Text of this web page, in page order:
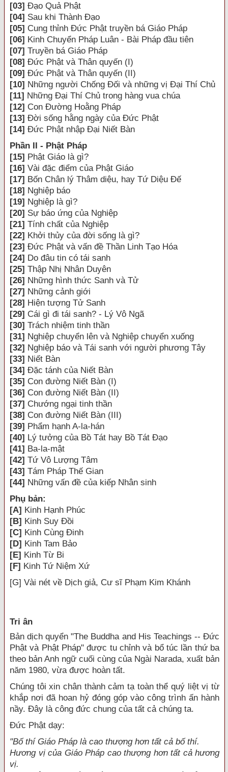
[03] Đạo Quả Phật
[04] Sau khi Thành Đạo
[05] Cung thỉnh Đức Phật truyền bá Giáo Pháp
[06] Kinh Chuyển Pháp Luân - Bài Pháp đầu tiên
[07] Truyền bá Giáo Pháp
[08] Đức Phật và Thân quyến (I)
[09] Đức Phật và Thân quyến (II)
[10] Những người Chống Đối và những vị Đại Thí Chủ
[11] Những Đại Thí Chủ trong hàng vua chúa
[12] Con Đường Hoằng Pháp
[13] Đời sống hằng ngày của Đức Phật
[14] Đức Phật nhập Đại Niết Bàn
Phần II - Phật Pháp
[15] Phật Giáo là gì?
[16] Vài đặc điểm của Phật Giáo
[17] Bốn Chân lý Thâm diệu, hay Tứ Diệu Đế
[18] Nghiệp báo
[19] Nghiệp là gì?
[20] Sự báo ứng của Nghiệp
[21] Tính chất của Nghiệp
[22] Khởi thủy của đời sống là gì?
[23] Đức Phật và vấn đề Thần Linh Tạo Hóa
[24] Do đâu tin có tái sanh
[25] Thập Nhị Nhân Duyên
[26] Những hình thức Sanh và Tử
[27] Những cảnh giới
[28] Hiện tượng Tử Sanh
[29] Cái gì đi tái sanh? - Lý Vô Ngã
[30] Trách nhiệm tinh thần
[31] Nghiệp chuyển lên và Nghiệp chuyển xuống
[32] Nghiệp báo và Tái sanh với người phương Tây
[33] Niết Bàn
[34] Đặc tánh của Niết Bàn
[35] Con đường Niết Bàn (I)
[36] Con đường Niết Bàn (II)
[37] Chướng ngại tinh thần
[38] Con đường Niết Bàn (III)
[39] Phẩm hạnh A-la-hán
[40] Lý tưởng của Bồ Tát hay Bồ Tát Đạo
[41] Ba-la-mật
[42] Tứ Vô Lượng Tâm
[43] Tám Pháp Thế Gian
[44] Những vấn đề của kiếp Nhân sinh
Phụ bản:
[A] Kinh Hạnh Phúc
[B] Kinh Suy Đồi
[C] Kinh Cùng Đinh
[D] Kinh Tam Bảo
[E] Kinh Từ Bi
[F] Kinh Tứ Niệm Xứ
[G] Vài nét về Dịch giả, Cư sĩ Phạm Kim Khánh
Tri ân
Bản dịch quyển "The Buddha and His Teachings -- Đức
Phật và Phật Pháp" được tu chỉnh và bổ túc lần thứ ba
theo bản Anh ngữ cuối cùng của Ngài Narada, xuất bản
năm 1980, vừa được hoàn tất.
Chúng tôi xin chân thành cảm tạ toàn thể quý liệt vị từ
khắp nơi đã hoan hỷ đóng góp vào công trình ấn hành
nầy. Đây là công đức chung của tất cả chúng ta.
Đức Phật dạy:
"Bố thí Giáo Pháp là cao thượng hơn tất cả bố thí.
Hương vị của Giáo Pháp cao thượng hơn tất cả hương
vị.